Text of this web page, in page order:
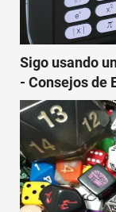
Sigo usando
- Consejos de